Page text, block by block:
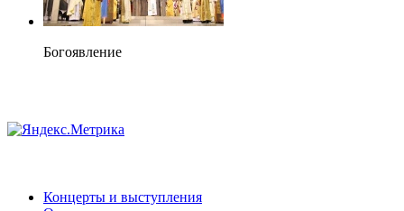
Богоявление
Концерты и выступления